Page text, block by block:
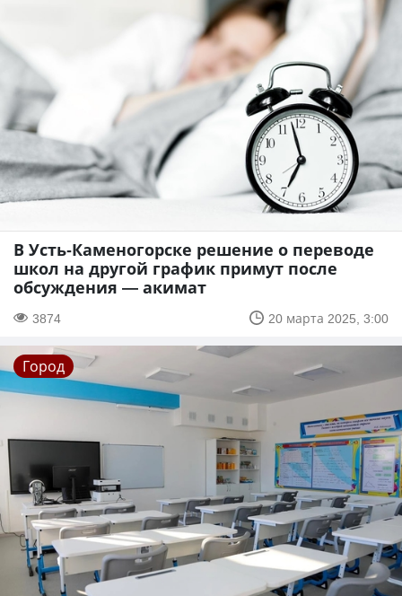
В Усть-Каменогорске решение о переводе
школ на другой график примут после
обсуждения — акимат
3874 20 марта 2025, 3:00
Город